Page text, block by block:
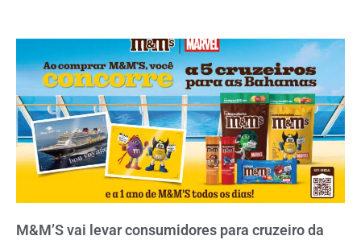
M&M’S vai levar consumidores para cruzeiro da